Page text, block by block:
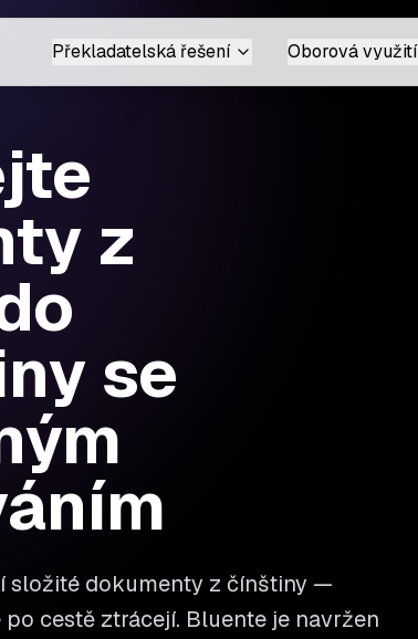
Překladatelská řešení Oborová využití
z
se
složité dokumenty z čínštiny —
cestě ztrácejí. Bluente je navržen